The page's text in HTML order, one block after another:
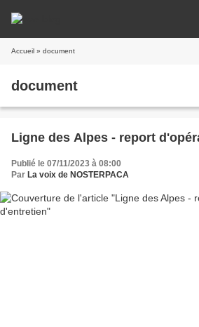
Accueil » document
document
Ligne des Alpes - report
Publié le 07/11/2023 à 08:00
Par La voix de NOSTERPACA